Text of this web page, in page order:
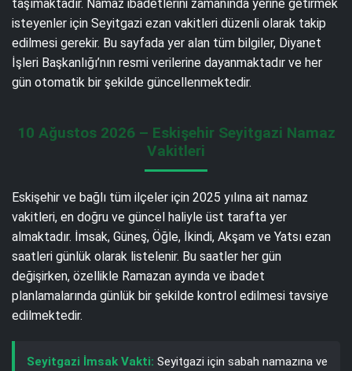
taşımaktadır. Namaz ibadetlerini zamanında yerine getirmek
isteyenler için Seyitgazi ezan vakitleri düzenli olarak takip
edilmesi gerekir. Bu sayfada yer alan tüm bilgiler, Diyanet
İşleri Başkanlığı’nın resmi verilerine dayanmaktadır ve her
gün otomatik bir şekilde güncellenmektedir.
10 Ağustos 2026 – Eskişehir Seyitgazi Namaz
Vakitleri
Eskişehir ve bağlı tüm ilçeler için 2025 yılına ait namaz
vakitleri, en doğru ve güncel haliyle üst tarafta yer
almaktadır. İmsak, Güneş, Öğle, İkindi, Akşam ve Yatsı ezan
saatleri günlük olarak listelenir. Bu saatler her gün
değişirken, özellikle Ramazan ayında ve ibadet
planlamalarında günlük bir şekilde kontrol edilmesi tavsiye
edilmektedir.
Seyitgazi İmsak Vakti: Seyitgazi için sabah namazına ve